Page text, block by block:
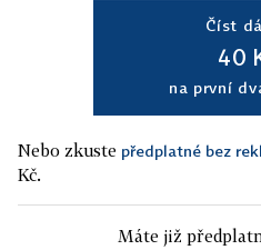
Číst
40
na první
Nebo zkuste předplatné bez
Kč.
Máte již